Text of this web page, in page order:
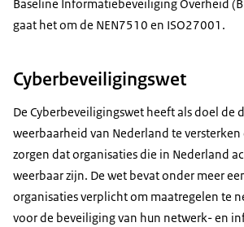
Baseline Informatiebeveiliging Overheid
gaat het om de NEN7510 en ISO27001.
Cyberbeveiligingswet
De Cyberbeveiligingswet heeft als doel de
weerbaarheid van Nederland te
zorgen dat organisaties die in Nederland
weerbaar zijn. De wet bevat onder meer
organisaties verplicht om maatregelen te
voor de beveiliging van hun netwerk- en